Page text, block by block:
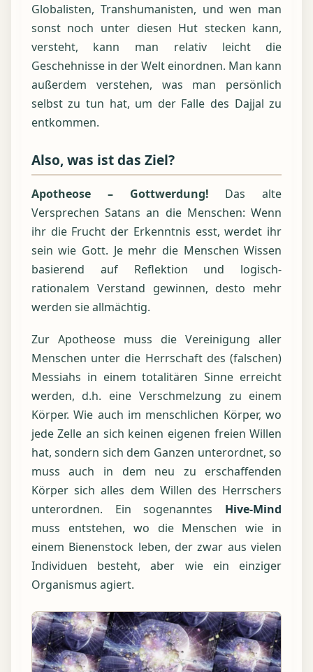
Globalisten, Transhumanisten, und wen man
sonst noch unter diesen Hut stecken kann,
versteht, kann man relativ leicht die
Geschehnisse in der Welt einordnen. Man kann
außerdem verstehen, was man persönlich
selbst zu tun hat, um der Falle des Dajjal zu
entkommen.
Also, was ist das Ziel?
Apotheose – Gottwerdung! Das alte
Versprechen Satans an die Menschen: Wenn
ihr die Frucht der Erkenntnis esst, werdet ihr
sein wie Gott. Je mehr die Menschen Wissen
basierend auf Reflektion und logisch-
rationalem Verstand gewinnen, desto mehr
werden sie allmächtig.
Zur Apotheose muss die Vereinigung aller
Menschen unter die Herrschaft des (falschen)
Messiahs in einem totalitären Sinne erreicht
werden, d.h. eine Verschmelzung zu einem
Körper. Wie auch im menschlichen Körper, wo
jede Zelle an sich keinen eigenen freien Willen
hat, sondern sich dem Ganzen unterordnet, so
muss auch in dem neu zu erschaffenden
Körper sich alles dem Willen des Herrschers
unterordnen. Ein sogenanntes Hive-Mind
muss entstehen, wo die Menschen wie in
einem Bienenstock leben, der zwar aus vielen
Individuen besteht, aber wie ein einziger
Organismus agiert.